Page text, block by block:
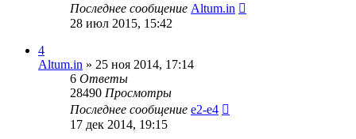
Последнее сообщение Altum.in
28 июл 2015, 15:42
4
Altum.in » 25 ноя 2014, 17:14
6 Ответы
28490 Просмотры
Последнее сообщение e2-e4
17 дек 2014, 19:15